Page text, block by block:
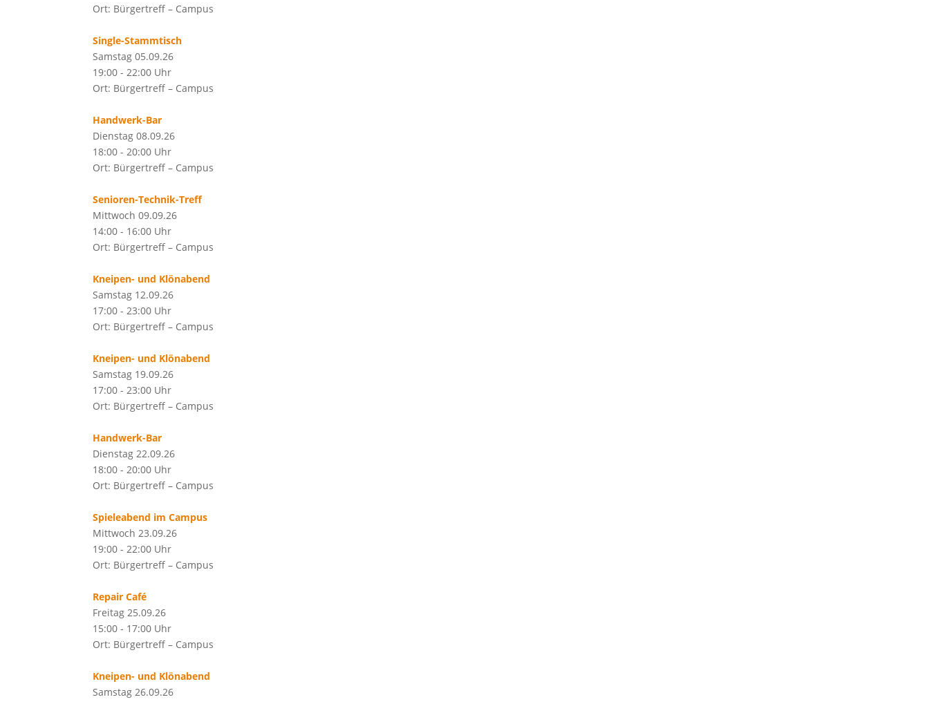
Ort: Bürgertreff – Campus
Single-Stammtisch
Samstag 05.09.26
19:00 - 22:00 Uhr
Ort: Bürgertreff – Campus
Handwerk-Bar
Dienstag 08.09.26
18:00 - 20:00 Uhr
Ort: Bürgertreff – Campus
Senioren-Technik-Treff
Mittwoch 09.09.26
14:00 - 16:00 Uhr
Ort: Bürgertreff – Campus
Kneipen- und Klönabend
Samstag 12.09.26
17:00 - 23:00 Uhr
Ort: Bürgertreff – Campus
Kneipen- und Klönabend
Samstag 19.09.26
17:00 - 23:00 Uhr
Ort: Bürgertreff – Campus
Handwerk-Bar
Dienstag 22.09.26
18:00 - 20:00 Uhr
Ort: Bürgertreff – Campus
Spieleabend im Campus
Mittwoch 23.09.26
19:00 - 22:00 Uhr
Ort: Bürgertreff – Campus
Repair Café
Freitag 25.09.26
15:00 - 17:00 Uhr
Ort: Bürgertreff – Campus
Kneipen- und Klönabend
Samstag 26.09.26